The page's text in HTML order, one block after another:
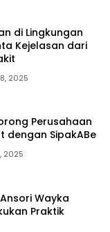
di Lingkungan
Kejelasan dari
2025
Perusahaan
dengan SipakABe
2025
Wayka
Praktik